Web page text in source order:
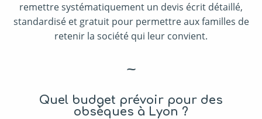
remettre systématiquement un devis écrit détaillé,
standardisé et gratuit pour permettre aux familles de
retenir la société qui leur convient.
~
Quel budget prévoir pour des
obsèques à Lyon ?